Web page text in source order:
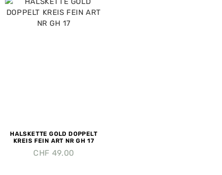
HALSKETTE GOLD DOPPELT
KREIS FEIN ART NR GH 17
CHF 49.00